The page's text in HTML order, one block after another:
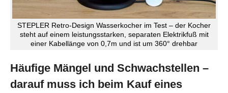
STEPLER Retro-Design Wasserkocher im Test – der Kocher
steht auf einem leistungsstarken, separaten Elektrikfuß mit
einer Kabellänge von 0,7m und ist um 360° drehbar
Häufige Mängel und Schwachstellen –
darauf muss ich beim Kauf eines